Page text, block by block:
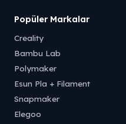
Popüler Markalar
Creality
Bambu Lab
Polymaker
Esun Pla + Filament
Snapmaker
Elegoo